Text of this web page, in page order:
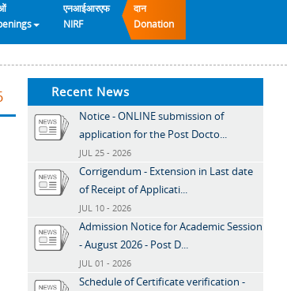
एनआईआरएफ
NIRF
दान
Donation
Recent News
Notice - ONLINE submission of
application for the Post Docto...
JUL 25 - 2026
Corrigendum - Extension in Last date
of Receipt of Applicati...
JUL 10 - 2026
Admission Notice for Academic Session
- August 2026 - Post D...
JUL 01 - 2026
Schedule of Certificate verification -